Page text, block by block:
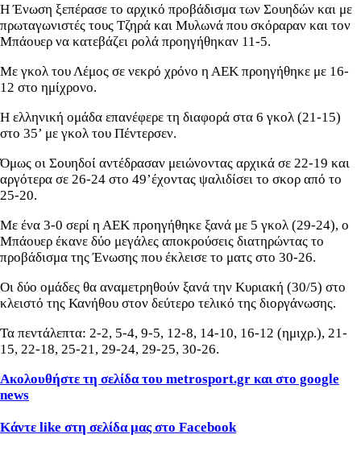
Η Ένωση ξεπέρασε το αρχικό προβάδισμα των Σουηδών και με
πρωταγωνιστές τους Τζηρά και Μυλωνά που σκόραραν και τον
Μπάουερ να κατεβάζει ρολά προηγήθηκαν 11-5.
Με γκολ του Λέμος σε νεκρό χρόνο η ΑΕΚ προηγήθηκε με 16-
12 στο ημίχρονο.
Η ελληνική ομάδα επανέφερε τη διαφορά στα 6 γκολ (21-15)
στο 35’ με γκολ του Πέντερσεν.
Όμως οι Σουηδοί αντέδρασαν μειώνοντας αρχικά σε 22-19 και
αργότερα σε 26-24 στο 49’έχοντας ψαλιδίσει το σκορ από το
25-20.
Με ένα 3-0 σερί η ΑΕΚ προηγήθηκε ξανά με 5 γκολ (29-24), ο
Μπάουερ έκανε δύο μεγάλες αποκρούσεις διατηρώντας το
προβάδισμα της Ένωσης που έκλεισε το ματς στο 30-26.
Οι δύο ομάδες θα αναμετρηθούν ξανά την Κυριακή (30/5) στο
κλειστό της Κανήθου στον δεύτερο τελικό της διοργάνωσης.
Τα πεντάλεπτα: 2-2, 5-4, 9-5, 12-8, 14-10, 16-12 (ημιχρ.), 21-
15, 22-18, 25-21, 29-24, 29-25, 30-26.
Ακολουθήστε τη σελίδα του metrosport.gr και στο google
news
Κάντε like στη σελίδα μας στο Facebook